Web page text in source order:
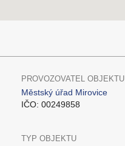
PROVOZOVATEL OBJEKTU
Městský úřad Mirovice
IČO: 00249858
TYP OBJEKTU